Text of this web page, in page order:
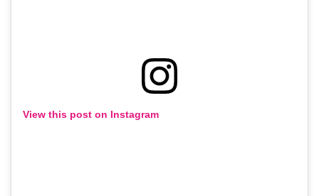
View this post on Instagram